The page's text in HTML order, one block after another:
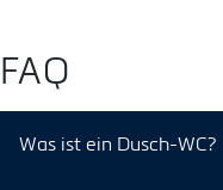
FAQ
Was ist ein Dusch-WC?